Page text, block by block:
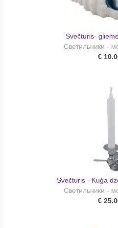
Svečturis-
Светильники -
€
Svečturis - Kuģa
Светильники -
€